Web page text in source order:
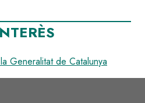
Generalitat de Catalunya